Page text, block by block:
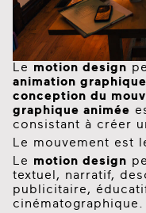
Le motion design
animation graphique
conception du
graphique animée
consistant à créer
Le mouvement est
Le motion design
textuel, narratif,
publicitaire,
cinématographique.